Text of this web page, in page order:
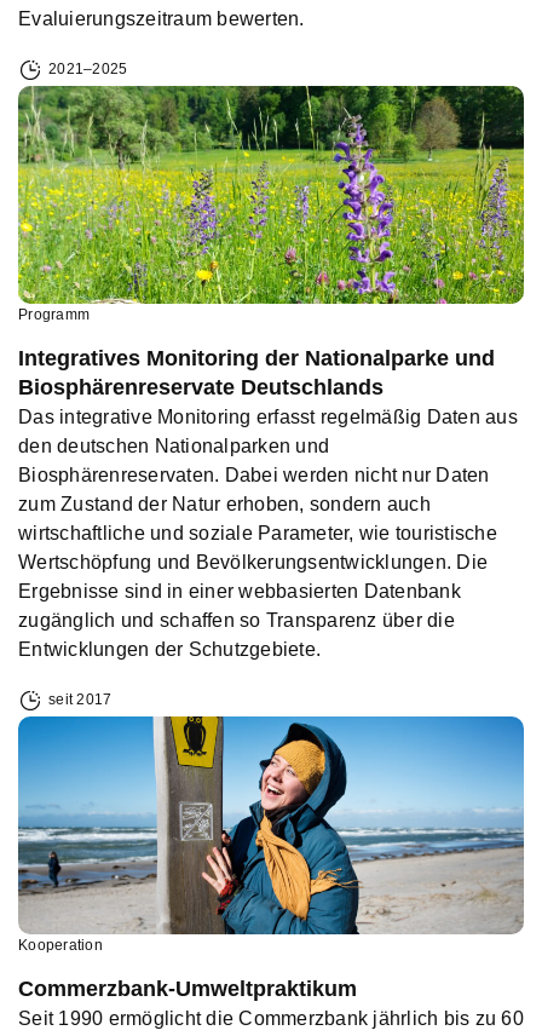
Evaluierungszeitraum bewerten.
2021–2025
Programm
Integratives Monitoring der Nationalparke und
Biosphärenreservate Deutschlands
Das integrative Monitoring erfasst regelmäßig Daten aus
den deutschen Nationalparken und
Biosphärenreservaten. Dabei werden nicht nur Daten
zum Zustand der Natur erhoben, sondern auch
wirtschaftliche und soziale Parameter, wie touristische
Wertschöpfung und Bevölkerungsentwicklungen. Die
Ergebnisse sind in einer webbasierten Datenbank
zugänglich und schaffen so Transparenz über die
Entwicklungen der Schutzgebiete.
seit 2017
Kooperation
Commerzbank-Umweltpraktikum
Seit 1990 ermöglicht die Commerzbank jährlich bis zu 60